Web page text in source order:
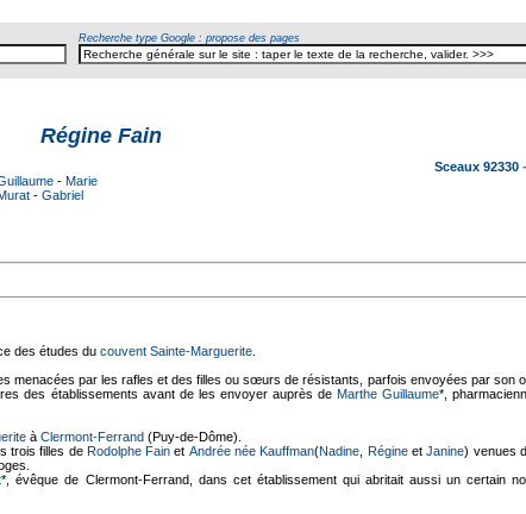
Recherche type Google : propose des pages
Régine Fain
Sceaux 92330 -
- Marie
- Gabriel
des études du couvent Sainte-Marguerite
menacées par les rafles et des filles ou sœurs de résistants, parfois envoyées par son
des établissements avant de les envoyer auprès de Marthe Guillaume*,
à Clermont-Ferrand (Puy-de-Dôme).
trois filles de Rodolphe Fain et Andrée née Kauffman(Nadine RégineetJanine) venues
*, évêque de Clermont-Ferrand, dans cet établissement qui abritait aussi un certain